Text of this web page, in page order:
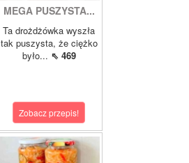
MEGA PUSZYSTA...
Ta drożdżówka wyszła
tak puszysta, że ciężko
było... ⇖ 469
Zobacz przepis!